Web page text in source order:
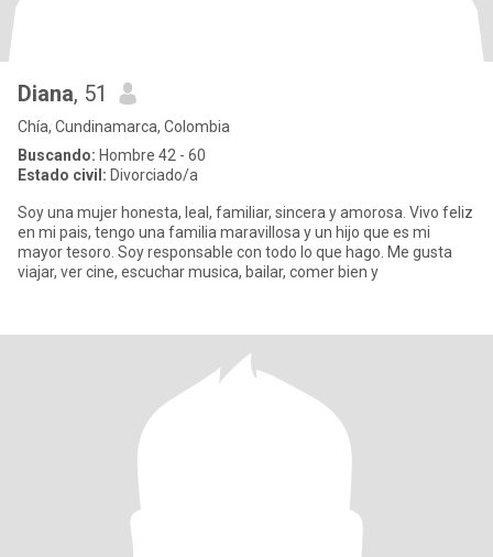
Diana, 51
Chía, Cundinamarca, Colombia
Buscando: Hombre 42 - 60
Estado civil: Divorciado/a
Soy una mujer honesta, leal, familiar, sincera y amorosa. Vivo feliz
en mi pais, tengo una familia maravillosa y un hijo que es mi
mayor tesoro. Soy responsable con todo lo que hago. Me gusta
viajar, ver cine, escuchar musica, bailar, comer bien y